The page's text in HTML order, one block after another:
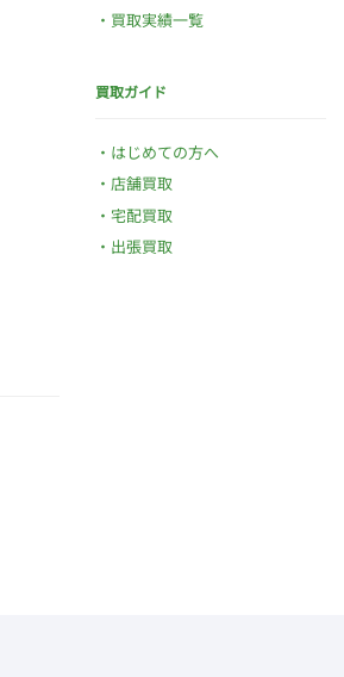
買取実績一覧
買取ガイド
はじめての方へ
店舗買取
宅配買取
出張買取